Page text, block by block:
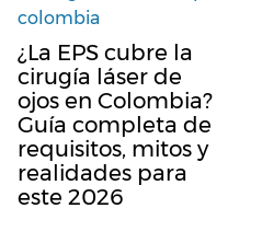
¿La EPS cubre la
cirugía láser de
ojos en Colombia?
Guía completa de
requisitos, mitos y
realidades para
este 2026